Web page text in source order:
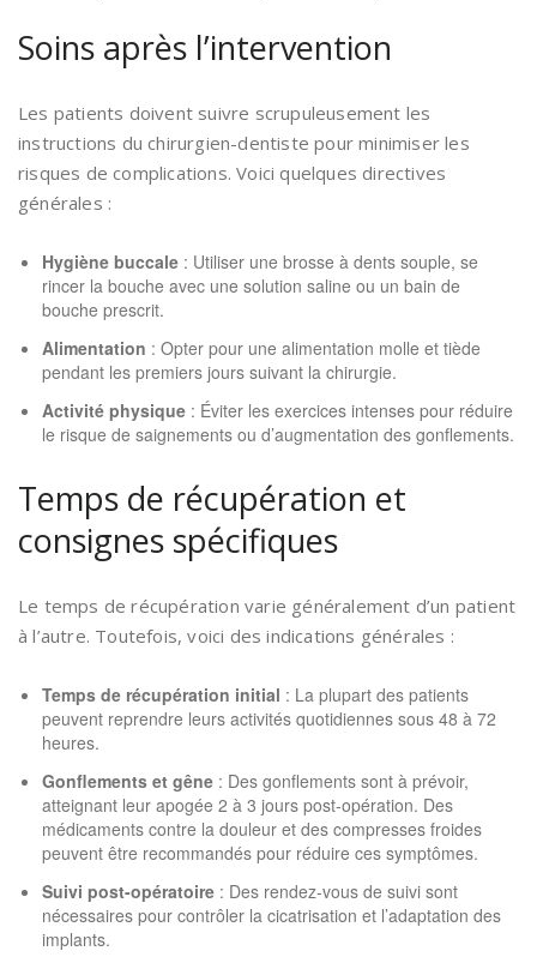
Soins après l’intervention
Les patients doivent suivre scrupuleusement les
instructions du chirurgien-dentiste pour minimiser les
risques de complications. Voici quelques directives
générales :
Hygiène buccale : Utiliser une brosse à dents souple, se
rincer la bouche avec une solution saline ou un bain de
bouche prescrit.
Alimentation : Opter pour une alimentation molle et tiède
pendant les premiers jours suivant la chirurgie.
Activité physique : Éviter les exercices intenses pour réduire
le risque de saignements ou d’augmentation des gonflements.
Temps de récupération et
consignes spécifiques
Le temps de récupération varie généralement d’un patient
à l’autre. Toutefois, voici des indications générales :
Temps de récupération initial : La plupart des patients
peuvent reprendre leurs activités quotidiennes sous 48 à 72
heures.
Gonflements et gêne : Des gonflements sont à prévoir,
atteignant leur apogée 2 à 3 jours post-opération. Des
médicaments contre la douleur et des compresses froides
peuvent être recommandés pour réduire ces symptômes.
Suivi post-opératoire : Des rendez-vous de suivi sont
nécessaires pour contrôler la cicatrisation et l’adaptation des
implants.